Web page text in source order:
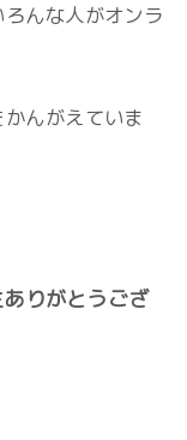
んな人がオンラ
んがえていま
りがとうござ